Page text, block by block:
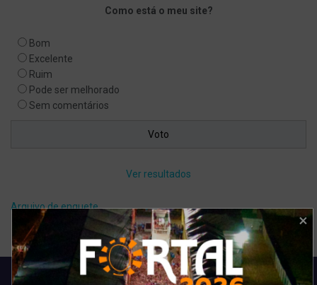
Como está o meu site?
Bom
Excelente
Ruim
Pode ser melhorado
Sem comentários
Ver resultados
Arquivo de enquete